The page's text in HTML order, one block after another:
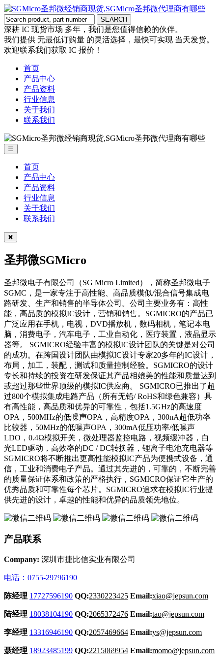
深耕 IC 现货市场 多年，我们是您值得信赖的伙伴。
我们提供 无最低订购量 的灵活选择，最快可实现 当天发货。
欢迎联系我们获取 IC 报价！
首页
产品中心
产品资料
行业信息
关于我们
联系我们
☰
首页
产品中心
产品资料
行业信息
关于我们
联系我们
✖
圣邦微SGMicro
圣邦微电子有限公司（SG Micro Limited），简称圣邦微电子
SGMC，是一家专注于高性能、高品质模似/混合信号集成电
路研发、生产和销售的半导体公司。公司主要业务有：高性
能，高品质的模拟IC设计，营销和销售。SGMICRO的产品已
广泛应用在手机，电视，DVD播放机，数码相机，笔记本电
脑，消费电子，汽车电子，工业自动化，医疗装置，液晶显示
器等。 SGMICRO经验丰富的模拟IC设计团队的关键是对公司
的成功。在跨国设计团队由模拟IC设计专家20多年的IC设计，
布局，加工，装配，测试和质量控制经验。SGMICRO的设计
专长和持续的投资在研发保证其产品相媲美的性能和质量达到
或超过那些世界顶级的模拟IC供应商。 SGMICRO已推出了超
过800个模拟集成电路产品（所有无铅/ RoHS和绿色兼容）具
有高性能，高品质和优异的可靠性，包括1.5GHz的高速度
OPA，500MHz的低噪声OPA，高精度OPA，300nA超低功率
比较器，50MHz的低噪声OPA，300mA低压功率/低噪声
LDO，0.4Ω模拟开关，微处理器监控电路，视频缓冲器，白
光LED驱动，高效率的DC / DC转换器，锂离子电池充电器等
SGMICRO将不断推出更高性能模拟IC产品为便携式设备，通
信，工业和消费电子产品。通过其先进的，可靠的，不断完善
的质量保证体系和政策的严格执行，SGMICRO保证它生产的
优秀品质和可靠性每个芯片。SGMICRO追求在模拟IC行业提
供先进的设计，卓越的性能和优异的品质领先地位。
产品联系
Company: 深圳市捷比信实业有限公司
电话：0755-29796190
陈经理 17727596190 QQ:2330223425 Email:xiao@jepsun.com
陆经理 18038104190 QQ:2065372476 Email:tao@jepsun.com
李经理 13316946190 QQ:2057469664 Email:ys@jepsun.com
聂经理 18923485199 QQ:2215069954 Email:momo@jepsun.com